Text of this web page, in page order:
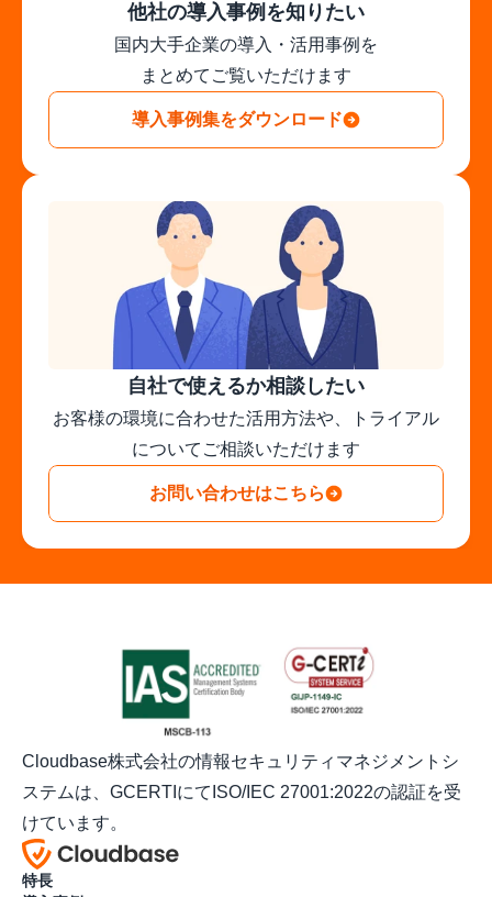
他社の導入事例を知りたい
国内大手企業の導入・活用事例を
まとめてご覧いただけます
導入事例集をダウンロード
自社で使えるか相談したい
お客様の環境に合わせた活用方法や、トライアル
についてご相談いただけます
お問い合わせはこちら
Cloudbase株式会社の情報セキュリティマネジメントシ
ステムは、GCERTIにてISO/IEC 27001:2022の認証を受
けています。
特長